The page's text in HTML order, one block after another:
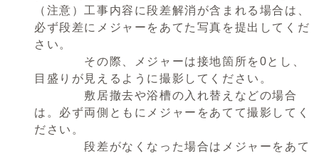
（注意）工事内容に段差解消が含まれる場合は、
必ず段差にメジャーをあてた写真を提出してくだ
さい。
その際、メジャーは接地箇所を0とし、
目盛りが見えるように撮影してください。
敷居撤去や浴槽の入れ替えなどの場合
は。必ず両側ともにメジャーをあてて撮影してく
ださい。
段差がなくなった場合はメジャーをあて